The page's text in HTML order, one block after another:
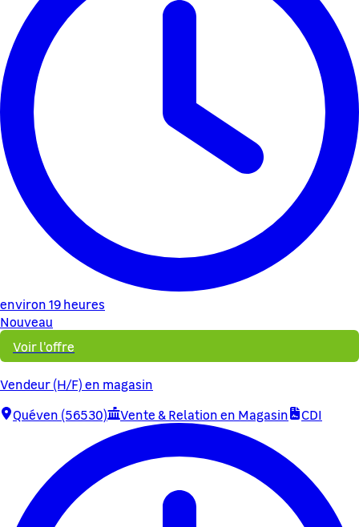
environ 19 heures
Nouveau
Voir l'offre
Vendeur (H/F) en magasin
Quéven (56530)
Vente & Relation en Magasin CDI